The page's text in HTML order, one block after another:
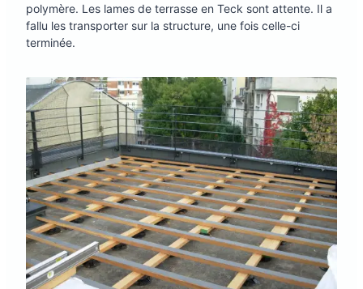
polymère. Les lames de terrasse en Teck sont attente. Il a
fallu les transporter sur la structure, une fois celle-ci
terminée.